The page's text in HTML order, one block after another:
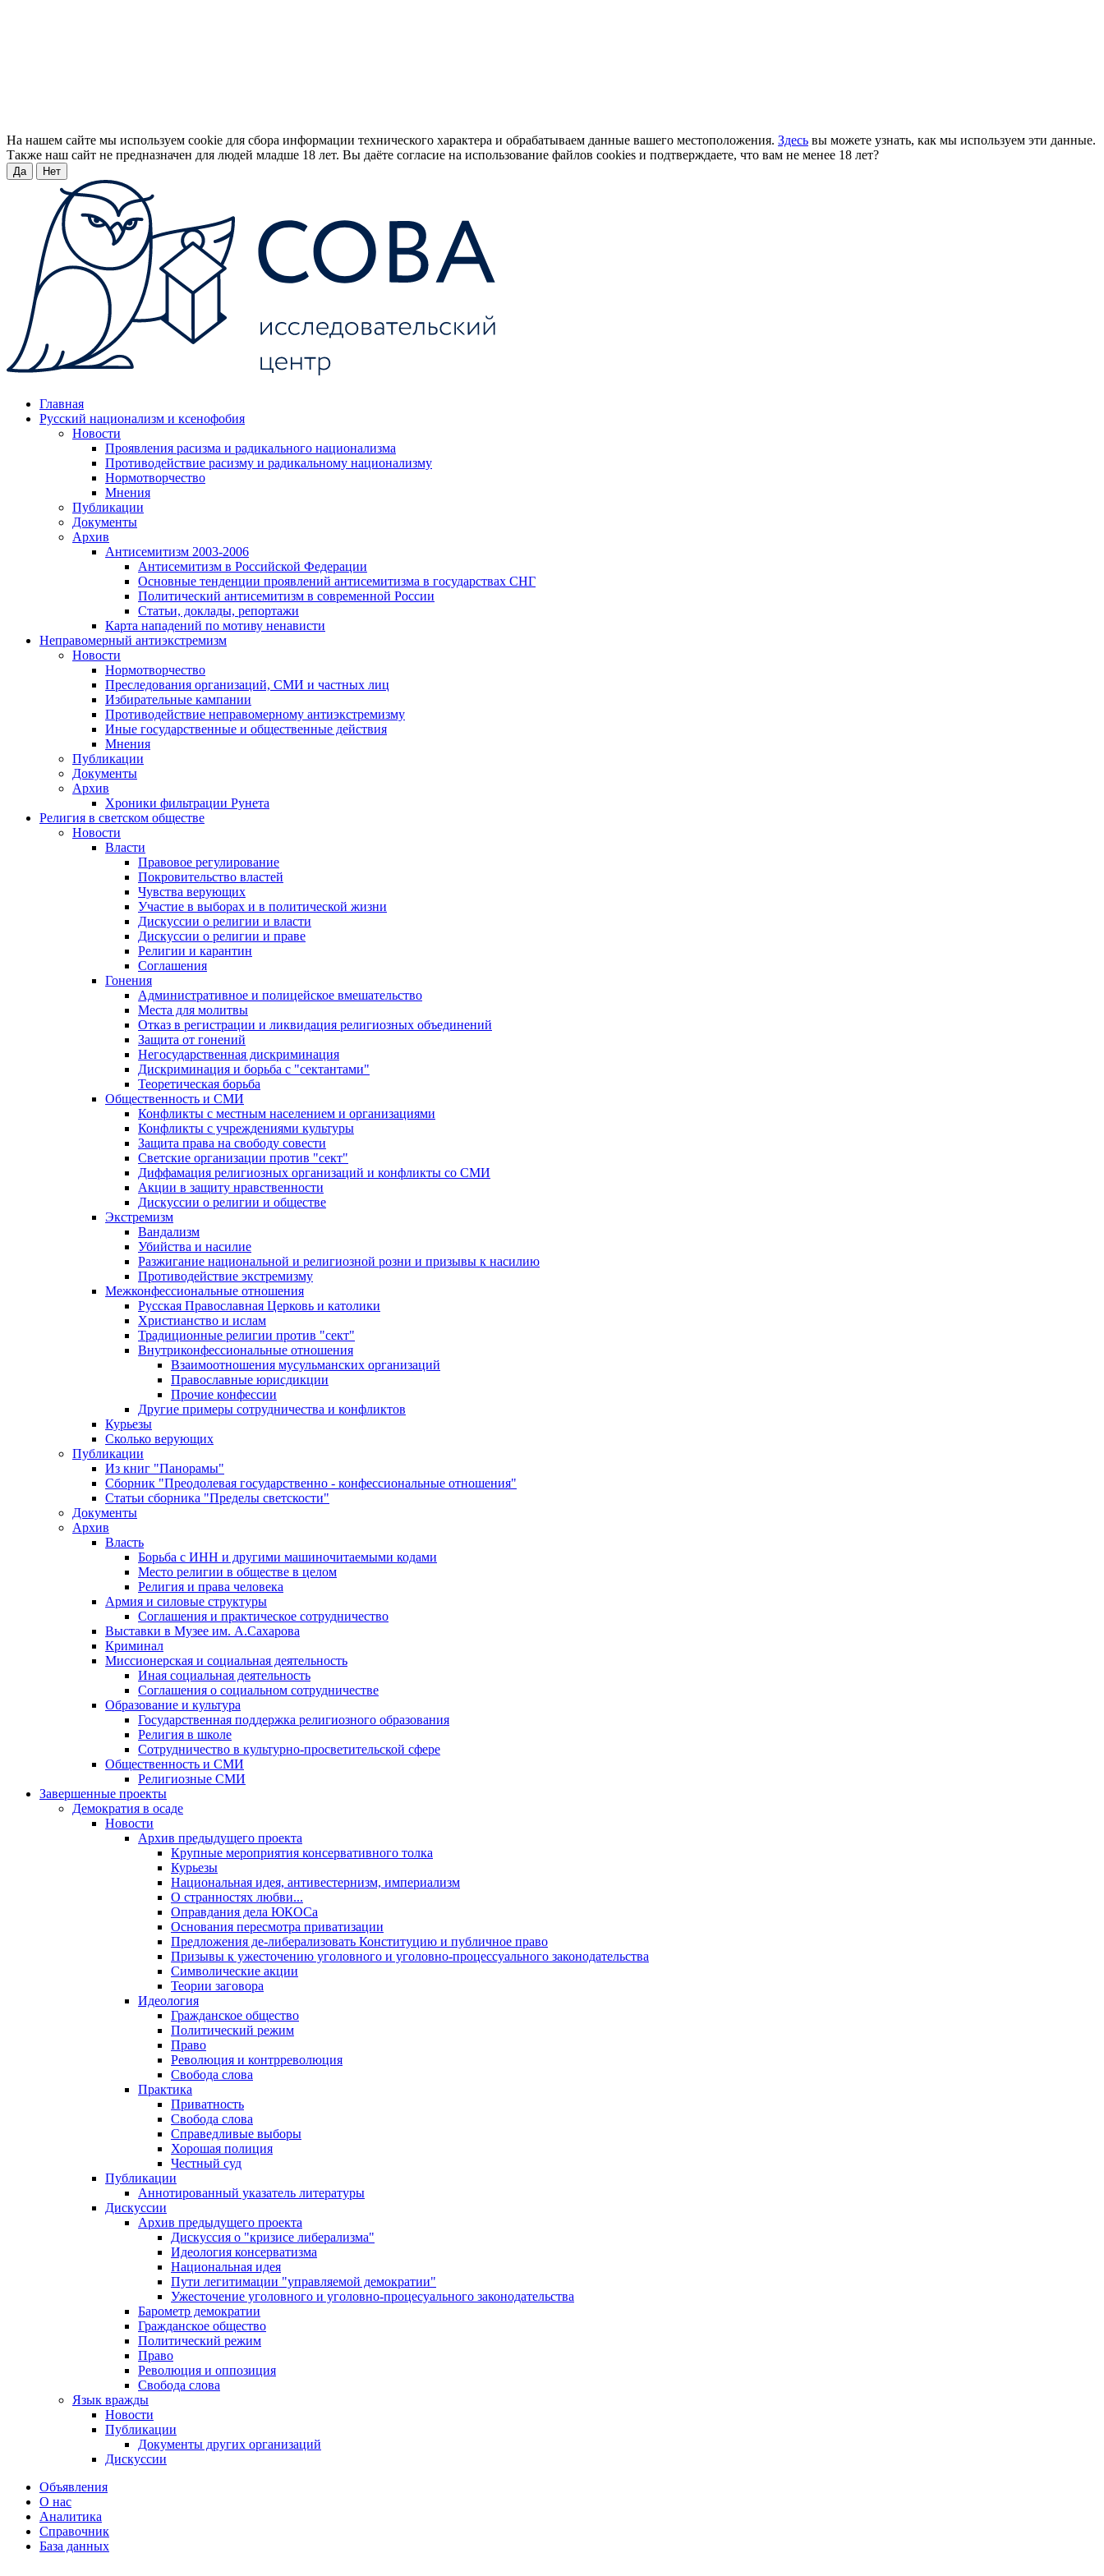
На нашем сайте мы используем cookie для сбора информации технического характера и обрабатываем данные вашего местоположения. Здесь вы можете узнать, как мы используем эти данные.
Также наш сайт не предназначен для людей младше 18 лет. Вы даёте согласие на использование файлов cookies и подтверждаете, что вам не менее 18 лет?
Да Нет
Главная
Русский национализм и ксенофобия
Новости
Проявления расизма и радикального национализма
Противодействие расизму и радикальному национализму
Нормотворчество
Мнения
Публикации
Документы
Архив
Антисемитизм 2003-2006
Антисемитизм в Российской Федерации
Основные тенденции проявлений антисемитизма в государствах СНГ
Политический антисемитизм в современной России
Статьи, доклады, репортажи
Карта нападений по мотиву ненависти
Неправомерный антиэкстремизм
Новости
Нормотворчество
Преследования организаций, СМИ и частных лиц
Избирательные кампании
Противодействие неправомерному антиэкстремизму
Иные государственные и общественные действия
Мнения
Публикации
Документы
Архив
Хроники фильтрации Рунета
Религия в светском обществе
Новости
Власти
Правовое регулирование
Покровительство властей
Чувства верующих
Участие в выборах и в политической жизни
Дискуссии о религии и власти
Дискуссии о религии и праве
Религии и карантин
Соглашения
Гонения
Административное и полицейское вмешательство
Места для молитвы
Отказ в регистрации и ликвидация религиозных объединений
Защита от гонений
Негосударственная дискриминация
Дискриминация и борьба с "сектантами"
Теоретическая борьба
Общественность и СМИ
Конфликты с местным населением и организациями
Конфликты с учреждениями культуры
Защита права на свободу совести
Светские организации против "сект"
Диффамация религиозных организаций и конфликты со СМИ
Акции в защиту нравственности
Дискуссии о религии и обществе
Экстремизм
Вандализм
Убийства и насилие
Разжигание национальной и религиозной розни и призывы к насилию
Противодействие экстремизму
Межконфессиональные отношения
Русская Православная Церковь и католики
Христианство и ислам
Традиционные религии против "сект"
Внутриконфессиональные отношения
Взаимоотношения мусульманских организаций
Православные юрисдикции
Прочие конфессии
Другие примеры сотрудничества и конфликтов
Курьезы
Сколько верующих
Публикации
Из книг "Панорамы"
Сборник "Преодолевая государственно - конфессиональные отношения"
Статьи сборника "Пределы светскости"
Документы
Архив
Власть
Борьба с ИНН и другими машиночитаемыми кодами
Место религии в обществе в целом
Религия и права человека
Армия и силовые структуры
Соглашения и практическое сотрудничество
Выставки в Музее им. А.Сахарова
Криминал
Миссионерская и социальная деятельность
Иная социальная деятельность
Соглашения о социальном сотрудничестве
Образование и культура
Государственная поддержка религиозного образования
Религия в школе
Сотрудничество в культурно-просветительской сфере
Общественность и СМИ
Религиозные СМИ
Завершенные проекты
Демократия в осаде
Новости
Архив предыдущего проекта
Крупные мероприятия консервативного толка
Курьезы
Национальная идея, антивестернизм, империализм
О странностях любви...
Оправдания дела ЮКОСа
Основания пересмотра приватизации
Предложения де-либерализовать Конституцию и публичное право
Призывы к ужесточению уголовного и уголовно-процессуального законодательства
Символические акции
Теории заговора
Идеология
Гражданское общество
Политический режим
Право
Революция и контрреволюция
Свобода слова
Практика
Приватность
Свобода слова
Справедливые выборы
Хорошая полиция
Честный суд
Публикации
Аннотированный указатель литературы
Дискуссии
Архив предыдущего проекта
Дискуссия о "кризисе либерализма"
Идеология консерватизма
Национальная идея
Пути легитимации "управляемой демократии"
Ужесточение уголовного и уголовно-процесуального законодательства
Барометр демократии
Гражданское общество
Политический режим
Право
Революция и оппозиция
Свобода слова
Язык вражды
Новости
Публикации
Документы других организаций
Дискуссии
Объявления
О нас
Аналитика
Справочник
База данных